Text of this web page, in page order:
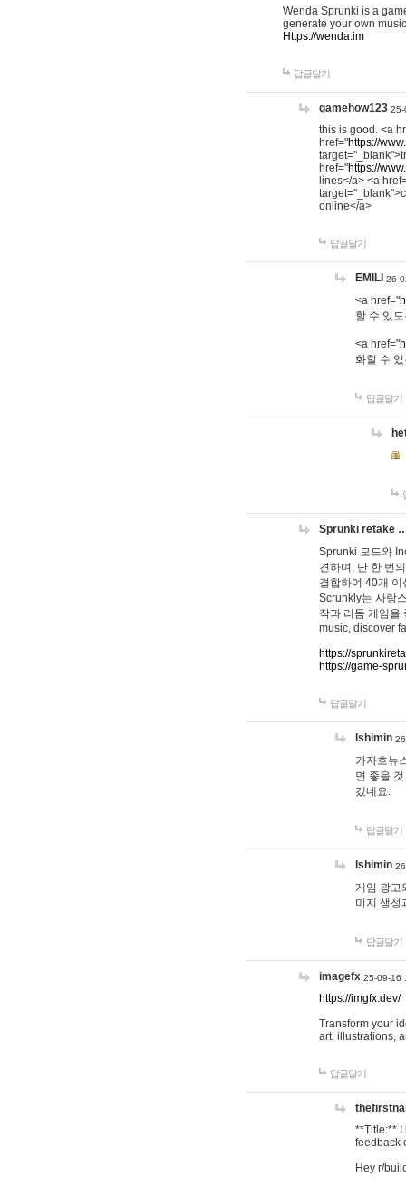
Wenda Sprunki is a
generate your own
Https://wenda.im
답글달기
gamehow123 25-
this is good. <a
href="https://
href="https://
lines</a> <a
online</a>
답글달기
EMILI 26-
<a href="
할 수 있
<a href="
화할 수
답글달기
Sprunki retake
Sprunki 모드와
견하며, 단 한 번
결합하여 40개
Scrunkly는 사랑
작과 리듬 게임을
music, discover
https://
https://game-
답글달기
lshimin
카자흐뉴
면 좋을
겠네요.
답글달기
lshimin
게임 광고
미지 생성
답글달기
imagefx 25-09-16
https://imgfx.dev/
Transform your
art, illustrations,
답글달기
**Title:** I
feedback
Hey r/